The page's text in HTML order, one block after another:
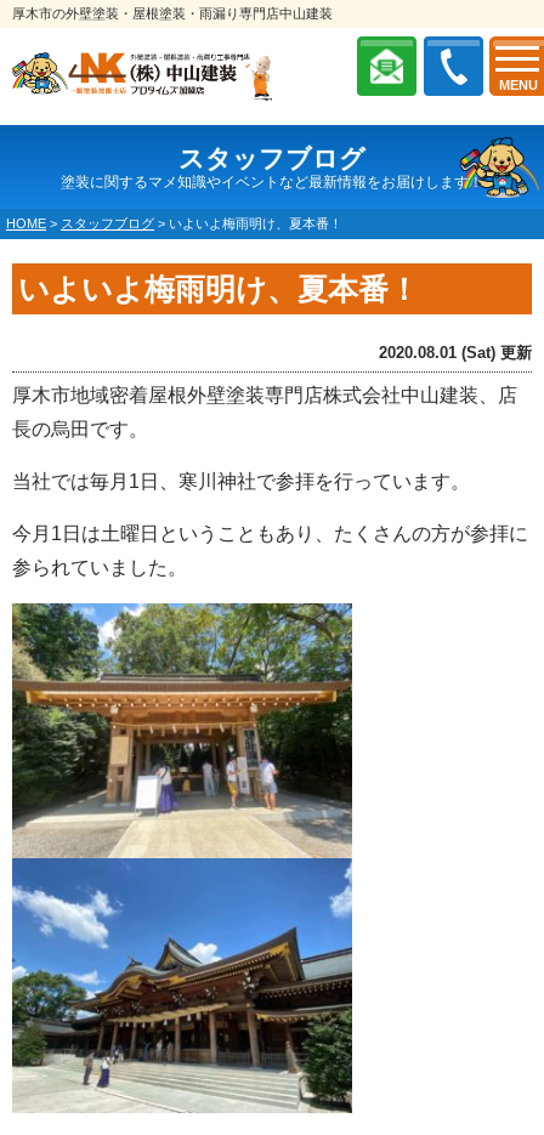
MENU
厚木市の外壁塗装・屋根塗装・雨漏り専門店中山建装
スタッフブログ
塗装に関するマメ知識やイベントなど最新情報をお届けします！
HOME > スタッフブログ > いよいよ梅雨明け、夏本番！
いよいよ梅雨明け、夏本番！
2020.08.01 (Sat) 更新
厚木市地域密着屋根外壁塗装専門店株式会社中山建装、店
長の烏田です。
当社では毎月1日、寒川神社で参拝を行っています。
今月1日は土曜日ということもあり、たくさんの方が参拝に
参られていました。